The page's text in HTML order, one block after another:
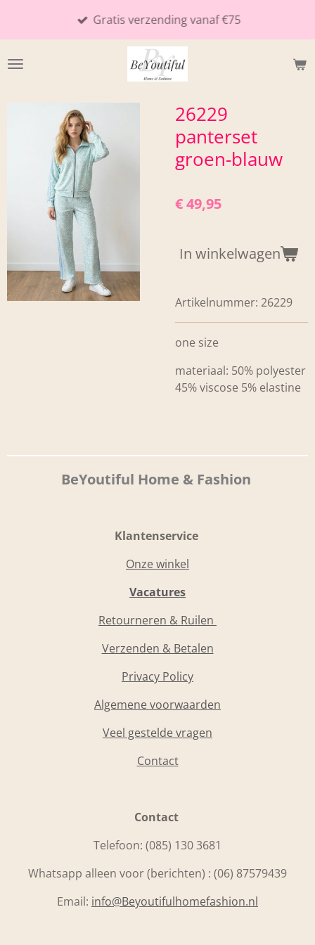
de
Gratis verzending vanaf €75
26229
panterset
groen-blauw
€ 49,95
In winkelwagen
Artikelnummer: 26229
one size
materiaal: 50% polyester
45% viscose 5% elastine
BeYoutiful Home & Fashion
Klantenservice
Onze winkel
Vacatures
Retourneren & Ruilen
Verzenden & Betalen
Privacy Policy
Algemene voorwaarden
Veel gestelde vragen
Contact
Contact
Telefoon: (085) 130 3681
Whatsapp alleen voor (berichten) : (06) 87579439
Email: info@Beyoutifulhomefashion.nl